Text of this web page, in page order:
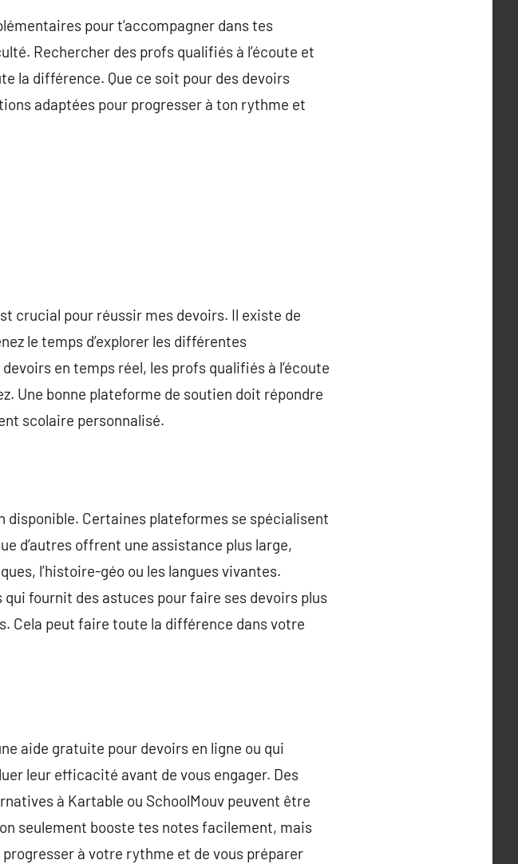
pour t’accompagner dans tes
Rechercher des profs qualifiés à l’écoute et
la différence. Que ce soit pour des devoirs
adaptées pour progresser à ton rythme et
crucial pour réussir mes devoirs. Il existe de
le temps d’explorer les différentes
en temps réel, les profs qualifiés à l’écoute
Une bonne plateforme de soutien doit répondre
scolaire personnalisé.
Certaines plateformes se spécialisent
d’autres offrent une assistance plus large,
l’histoire-géo ou les langues vivantes.
fournit des astuces pour faire ses devoirs plus
Cela peut faire toute la différence dans votre
aide gratuite pour devoirs en ligne ou qui
leur efficacité avant de vous engager. Des
à Kartable ou SchoolMouv peuvent être
seulement booste tes notes facilement, mais
à votre rythme et de vous préparer